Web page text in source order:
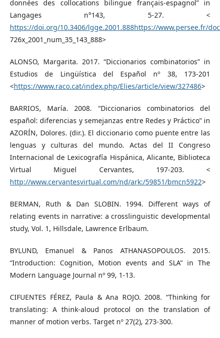
données des collocations bilingue français-espagnol” in
Langages n°143, 5-27. <
https://doi.org/10.3406/lgge.2001.888https://www.persee.fr/
726x_2001_num_35_143_888>
ALONSO, Margarita. 2017. “Diccionarios combinatorios” in
Estudios de Lingüística del Español nº 38, 173-201
<https://www.raco.cat/index.php/Elies/article/view/327486>
BARRIOS, María. 2008. “Diccionarios combinatorios del
español: diferencias y semejanzas entre Redes y Práctico” in
AZORÍN, Dolores. (dir.). El diccionario como puente entre las
lenguas y culturas del mundo. Actas del II Congreso
Internacional de Lexicografía Hispánica, Alicante, Biblioteca
Virtual Miguel Cervantes, 197-203. <
http://www.cervantesvirtual.com/nd/ark:/59851/bmcn5922>
BERMAN, Ruth & Dan SLOBIN. 1994. Different ways of
relating events in narrative: a crosslinguistic developmental
study, Vol. 1, Hillsdale, Lawrence Erlbaum.
BYLUND, Emanuel & Panos ATHANASOPOULOS. 2015.
“Introduction: Cognition, Motion events and SLA” in The
Modern Language Journal nº 99, 1-13.
CIFUENTES FÉREZ, Paula & Ana ROJO. 2008. “Thinking for
translating: A think-aloud protocol on the translation of
manner of motion verbs. Target nº 27(2), 273-300.